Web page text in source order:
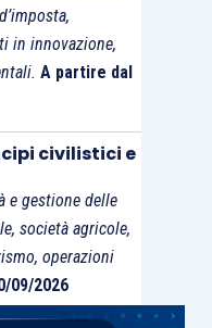
in innovazione,
A partire dal
civilistici e
e gestione delle
società agricole,
operazioni
09/2026